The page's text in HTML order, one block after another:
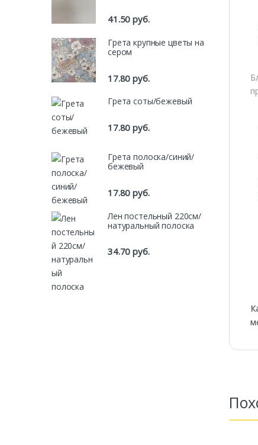
41.50руб.
Грета крупные цветы на
сером
17.80руб.
Грета соты/бежевый
17.80руб.
Грета полоска/синий/
бежевый
17.80руб.
Лен постельный 220см/
натуральный полоска
34.70руб.